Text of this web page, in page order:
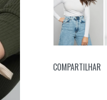
COMPARTILHAR